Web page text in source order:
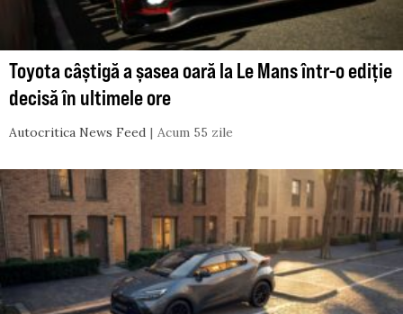
Toyota câștigă a șasea oară la Le Mans într-o ediție
decisă în ultimele ore
Autocritica News Feed Acum 55 zile